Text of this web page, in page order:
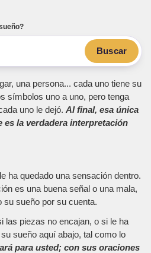
Buscar
una persona... cada uno tiene su
símbolos uno a uno, pero tenga
uno le dejó. Al final, esa única
es la verdadera interpretación
ha quedado una sensación dentro.
es una buena señal o una mala,
su sueño por su cuenta.
las piezas no encajan, o si le ha
sueño aquí abajo, tal como lo
para usted; con sus oraciones